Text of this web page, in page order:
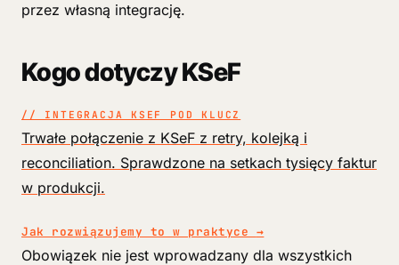
przez własną integrację.
Kogo dotyczy KSeF
// INTEGRACJA KSEF POD KLUCZ
Trwałe połączenie z KSeF z retry, kolejką i
reconciliation. Sprawdzone na setkach tysięcy faktur
w produkcji.
Jak rozwiązujemy to w praktyce →
Obowiązek nie jest wprowadzany dla wszystkich